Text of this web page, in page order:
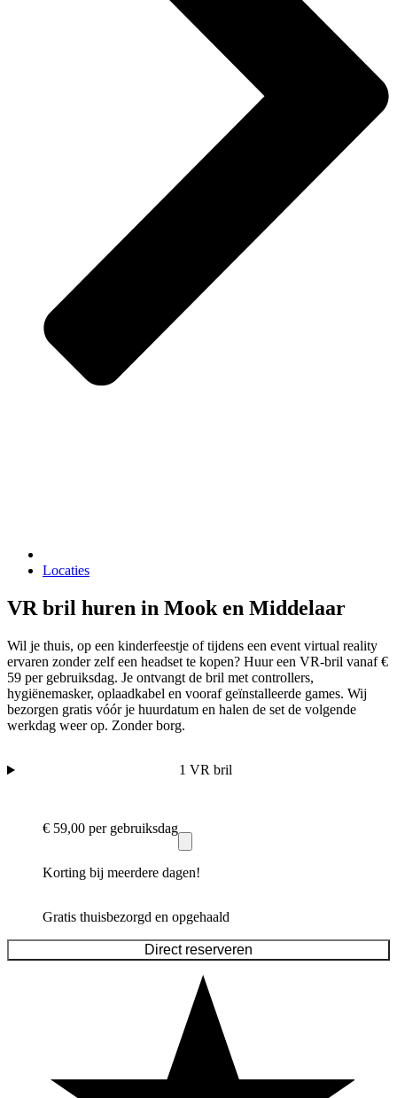
Locaties
VR bril huren in Mook en Middelaar
Wil je thuis, op een kinderfeestje of tijdens een event virtual reality
ervaren zonder zelf een headset te kopen? Huur een VR-bril vanaf €
59 per gebruiksdag. Je ontvangt de bril met controllers,
hygiënemasker, oplaadkabel en vooraf geïnstalleerde games. Wij
bezorgen gratis vóór je huurdatum en halen de set de volgende
werkdag weer op. Zonder borg.
1 VR bril
€ 59,00 per gebruiksdag
Korting bij meerdere dagen!
Gratis thuisbezorgd en opgehaald
Direct reserveren